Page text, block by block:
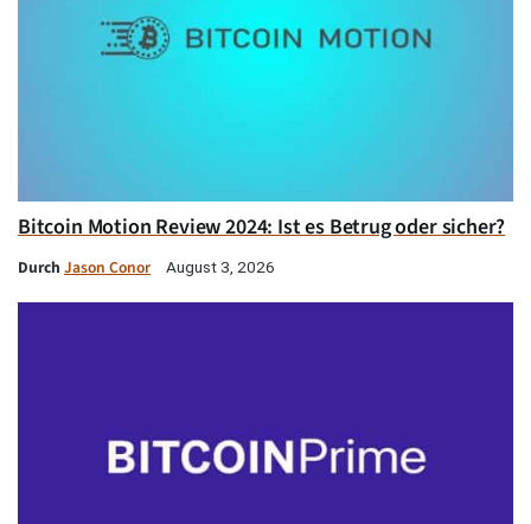
Bitcoin Motion Review 2024: Ist es Betrug oder sicher?
Durch Jason Conor August 3, 2026